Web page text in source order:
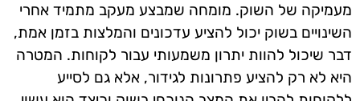
מעמיקה של השוק. מומחה שמבצע מעקב מתמיד אחרי
השינויים בשוק יכול להציע עדכונים והמלצות בזמן אמת,
דבר שיכול להוות יתרון משמעותי עבור לקוחות. המטרה
היא לא רק להציע פתרונות לגידור, אלא גם לסייע